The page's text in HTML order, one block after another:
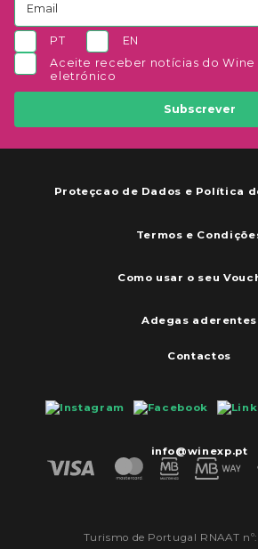
PT
EN
Aceite receber notícias do Wine
eletrónico
Subscrever
Proteçcao de Dados e Política
Termos e
Como usar o seu
Adegas aderentes
Contactos
info@winexp.pt
Turismo de Portugal RNAAT